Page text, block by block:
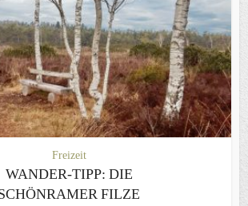
Freizeit
WANDER-TIPP: DIE
FILZE